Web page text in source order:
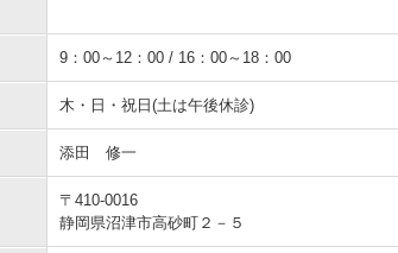
9：00～12：00 / 16：00～18：00
木・日・祝日(土は午後休診)
添田 修一
〒410-0016
静岡県沼津市高砂町２－５